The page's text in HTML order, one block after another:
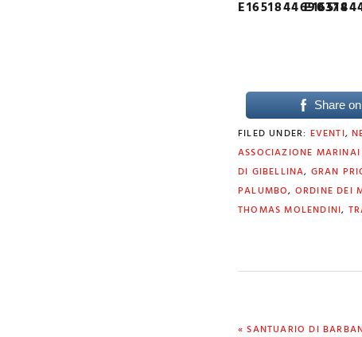
E1651844690374
Share
FILED UNDER: EVENTI,
ASSOCIAZIONE
DI GIBELLINA, GRAN
PALUMBO, ORDINE DEI
THOMAS MOLENDINI,
PREVIOUS
« SANTUARIO DI